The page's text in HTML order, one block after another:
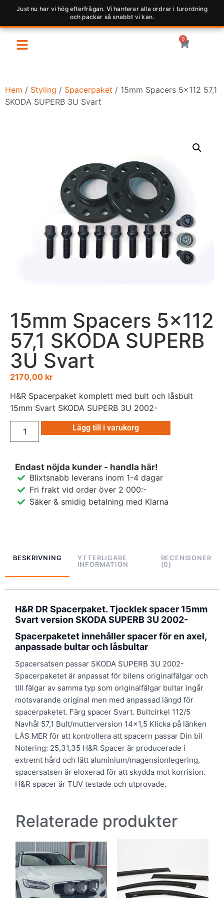
Just nu har vi hög efterfrågan. Vi hanterar alla ordrar i turordning
och packar så snabbt vi kan.
0
Hem / Styling / Spacerpaket / 15mm Spacers 5×112 57,1
SKODA SUPERB 3U Svart
15mm Spacers 5×112
57,1 SKODA SUPERB
3U Svart
2170,00 kr
H&R Spacerpaket komplett med bult och låsbult
15mm Svart SKODA SUPERB 3U 2002-
Lägg till i varukorg
Endast nöjda kunder - handla här!
Blixtsnabb leverans inom 1-4 dagar
Fri frakt vid order över 2 000:-
Säker & smidig betalning med Klarna
BESKRIVNING
YTTERLIGARE
INFORMATION
RECENSIONER
(0)
H&R DR Spacerpaket. Tjocklek spacer 15mm
Svart version SKODA SUPERB 3U 2002-
Spacerpaketet innehåller spacer för en axel,
anpassade bultar och låsbultar
Spacersatsen passar SKODA SUPERB 3U 2002-
Spacerpaketet är anpassat för bilens originalfälgar och
till fälgar av samma typ som originalfälgar bultar ingår
motsvarande original men med anpassad längd för
spacerpaketet. Färg spacer Svart. Bultcirkel 112/5
Navhål 57,1 Bult/mutterversion 14×1,5 Klicka på länken
LÄS MER för att kontrollera att spacern passar Din bil
Notering: 25,31,35 H&R Spacer är producerade i
extremt hård och lätt aluminium/magensionlegering,
spacersatsen är eloxerad för att skydda mot korrision.
H&R spacer är TUV testade och utprovade.
Relaterade produkter